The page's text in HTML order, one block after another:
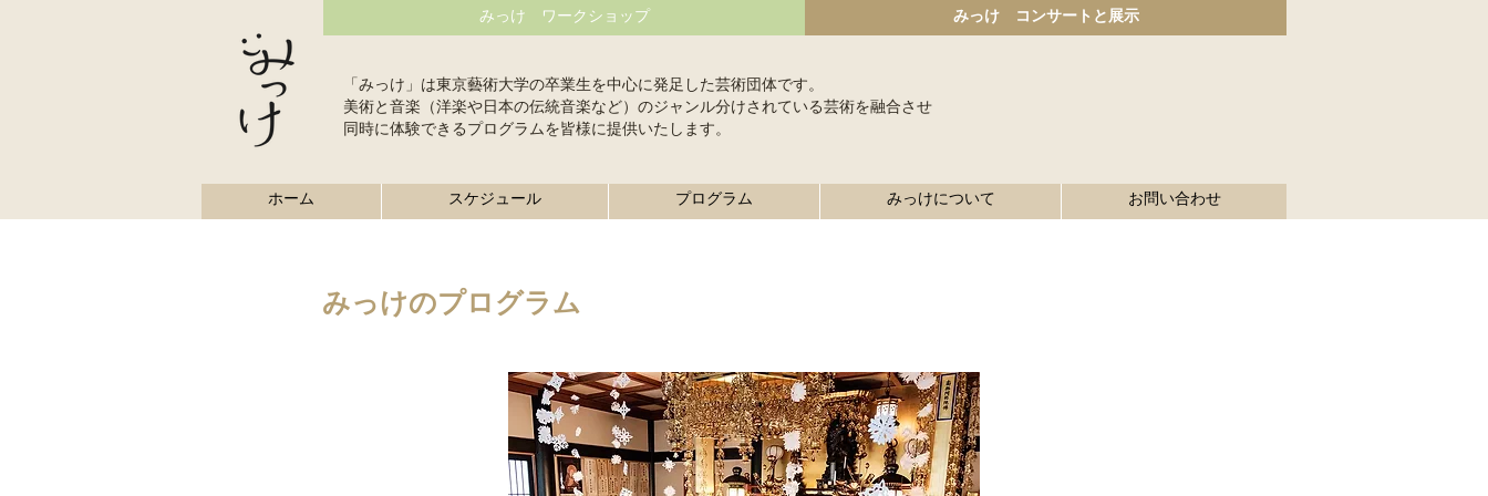
みっけ ワークショップ みっけ コンサートと展示
「みっけ」は東京藝術大学の卒業生を中心に発足した芸術団体です。
美術と音楽（洋楽や日本の伝統音楽など）のジャンル分けされている芸術を融合させ
同時に体験できるプログラムを皆様に提供いたします。
ホーム スケジュール プログラム みっけについて お問い合わせ
みっけのプログラム